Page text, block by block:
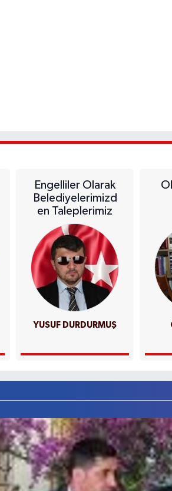
Engelliler Olarak
Belediyelerimizd
en Taleplerimiz
YUSUF DURDURMUŞ